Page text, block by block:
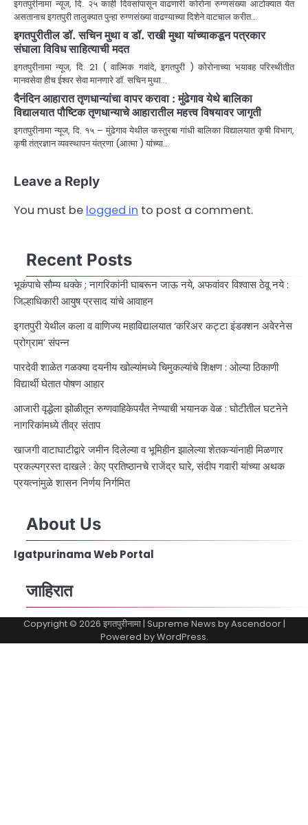
इगतपुरीनामा न्यूज, दि. २५ काही दिवसांपासून वाढणारी कोरोना रुग्णसंख्या आटोक्यात येत
असतानाच इगतपुरी तालुक्यात पुन्हा रुग्णसंख्या वाढण्याच्या दिशेने वाटचाल करीत…
इगतपुरीतील डॉ. सचिन मुथा व डॉ. राखी मुथा यांच्याकडून पत्रकार
संघाला विविध साहित्याची मदत
इगतपुरीनामा न्यूज, दि. 21 ( वाल्मिक गवांदे, इगतपुरी ) कोरोनाच्या भयावह परिस्थीतीत
मानवसेवा हीच ईश्वर सेवा मानणारे डॉ. सचिन मुथा…
दैनंदिन आहारात तृणधान्यांचा वापर करावा : मुंढेगाव येथे बालिका
विद्यालयात पौष्टिक तृणधान्याचे आहारातील महत्त्व विषयावर जागृती
इगतपुरीनामा न्यूज, दि. १५ – मुंढेगाव येथील कस्तुरबा गांधी बालिका विद्यालयात कृषी विभाग,
कृषी तंत्रज्ञान व्यवस्थापन यंत्रणा (आत्मा ) यांच्या…
Leave a Reply
You must be logged in to post a comment.
Recent Posts
भूकंपाचे सौम्य धक्के ; नागरिकांनी घाबरून जाऊ नये, अफवांवर विश्वास ठेवू नये :
जिल्हाधिकारी आयुष प्रसाद यांचे आवाहन
इगतपुरी येथील कला व वाणिज्य महाविद्यालयात ‘करिअर कट्टा इंडक्शन अवेरनेस
प्रोग्राम’ संपन्न
पारदेवी शाळेत गळक्या दयनीय खोल्यांमध्ये चिमुकल्यांचे शिक्षण : ओल्या ठिकाणी
विद्यार्थी घेतात पोषण आहार
आजारी वृद्धेला झोळीतून रुग्णवाहिकेपर्यंत नेण्याची भयानक वेळ : घोटीतील घटनेने
नागरिकांमध्ये तीव्र संताप
खाजगी वाटाघाटीद्वारे जमीन दिलेल्या व भूमिहीन झालेल्या शेतकऱ्यांनाही मिळणार
प्रकल्पग्रस्त दाखले : केए प्रतिष्ठानचे राजेंद्र घारे, संदीप गवारी यांच्या अथक
प्रयत्नांमुळे शासन निर्णय निर्गमित
About Us
Igatpurinama Web Portal
जाहिरात
Copyright © 2026 इगतपुरीनामा| Supreme News byAscendoor|
Powered byWordPress.